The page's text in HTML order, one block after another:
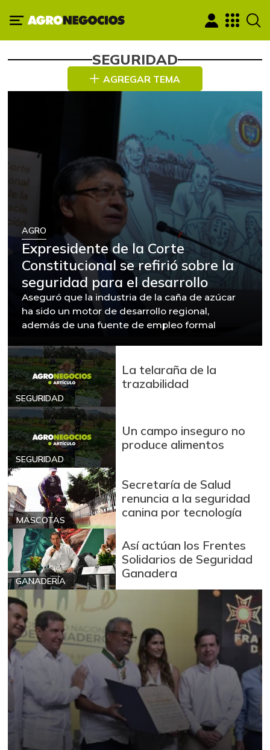
SEGURIDAD
AGREGAR TEMA
AGRO
Expresidente de la Corte
Constitucional se refirió sobre la
seguridad para el desarrollo
Aseguró que la industria de la caña de azúcar
ha sido un motor de desarrollo regional,
además de una fuente de empleo formal
SEGURIDAD
La telaraña de la
trazabilidad
SEGURIDAD
Un campo inseguro no
produce alimentos
MASCOTAS
Secretaría de Salud
renuncia a la seguridad
canina por tecnología
GANADERÍA
Así actúan los Frentes
Solidarios de Seguridad
Ganadera